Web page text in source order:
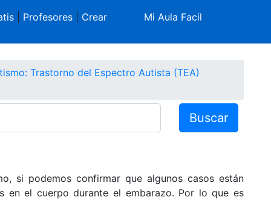
| Profesores| Crear Mi Aula Facil
Trastorno del Espectro Autista (TEA)
Buscar
si podemos confirmar que algunos casos están
en el cuerpo durante el embarazo. Por lo que es